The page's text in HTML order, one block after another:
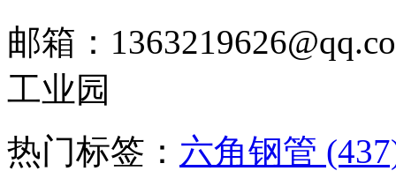
邮箱：
工业园
热门标签： 六角钢管